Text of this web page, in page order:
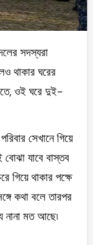
থাকার ঘরের
ওই ঘরে দুই-
সেখানে গিয়ে
যাবে বাস্তব
গিয়ে থাকার পক্ষে
কথা বলে তারপর
নানা মত আছে৷